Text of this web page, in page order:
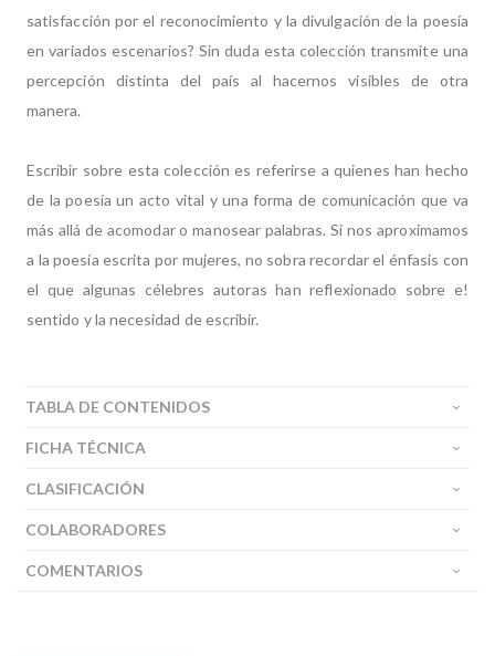
satisfacción por el reconocimiento y la divulgación de la poesía
en variados escenarios? Sin duda esta colección transmite una
percepción distinta del país al hacernos visibles de otra
manera.
Escribir sobre esta colección es referirse a quienes han hecho
de la poesía un acto vital y una forma de comunicación que va
más allá de acomodar o manosear palabras. Si nos aproximamos
a la poesía escrita por mujeres, no sobra recordar el énfasis con
el que algunas célebres autoras han reflexionado sobre e!
sentido y la necesidad de escribir.
TABLA DE CONTENIDOS
FICHA TÉCNICA
CLASIFICACIÓN
COLABORADORES
COMENTARIOS